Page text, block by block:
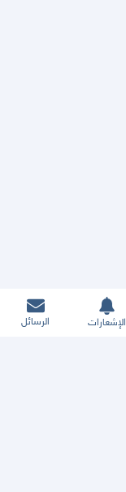
الإشعارات الرسائل